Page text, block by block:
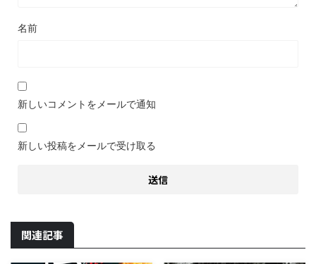
名前
新しいコメントをメールで通知
新しい投稿をメールで受け取る
関連記事